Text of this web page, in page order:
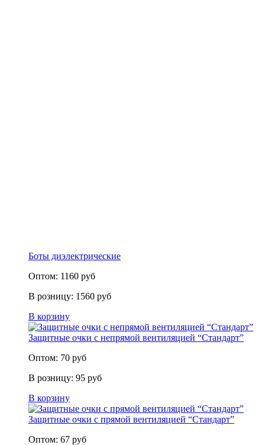
Боты диэлектрические
Оптом: 1160 руб
В розницу: 1560 руб
В корзину
Защитные очки с непрямой вентиляцией “Стандарт”
Оптом: 70 руб
В розницу: 95 руб
В корзину
Защитные очки с прямой вентиляцией “Стандарт”
Оптом: 67 руб